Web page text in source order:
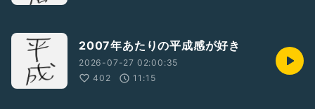
2007年あたりの平成感が好き
2026-07-27 02:00:35
402
11:15